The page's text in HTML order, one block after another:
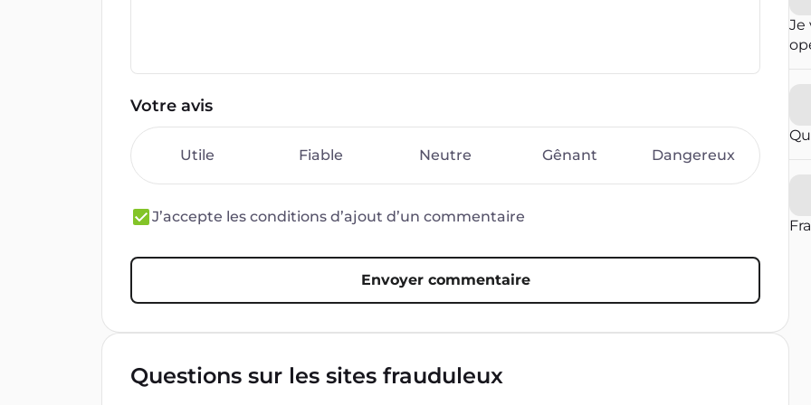
Votre avis
Utile Fiable Neutre Gênant Dangereux
J’accepte les conditions d’ajout d’un commentaire
Envoyer commentaire
Questions sur les sites frauduleux
Je